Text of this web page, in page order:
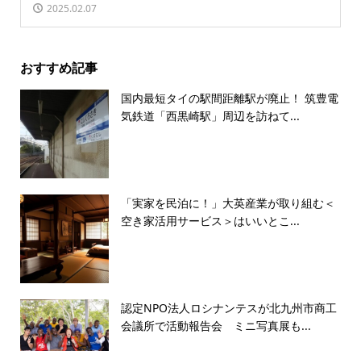
2025.02.07
おすすめ記事
国内最短タイの駅間距離駅が廃止！ 筑豊電
気鉄道「西黒崎駅」周辺を訪ねて...
「実家を民泊に！」大英産業が取り組む＜
空き家活用サービス＞はいいとこ...
認定NPO法人ロシナンテスが北九州市商工
会議所で活動報告会 ミニ写真展も...